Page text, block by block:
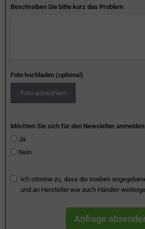
Beschreiben Sie bitte kurz das Problem
Foto hochladen (optional)
Foto auswählen
Möchten Sie sich für den Newsletter
Ja
Nein
Ich stimme zu, dass die soeben
und an Hersteller wie auch Händler
Anfrage